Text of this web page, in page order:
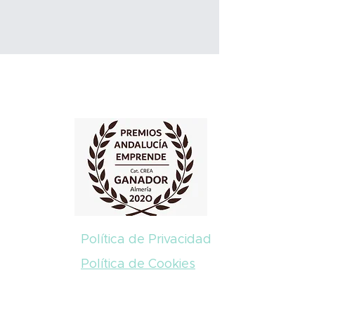
Política de Privacidad
Política de Cookies